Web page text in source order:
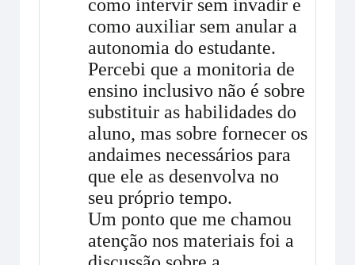
como intervir sem invadir e
como auxiliar sem anular a
autonomia do estudante.
Percebi que a monitoria de
ensino inclusivo não é sobre
substituir as habilidades do
aluno, mas sobre fornecer os
andaimes necessários para
que ele as desenvolva no
seu próprio tempo.
Um ponto que me chamou
atenção nos materiais foi a